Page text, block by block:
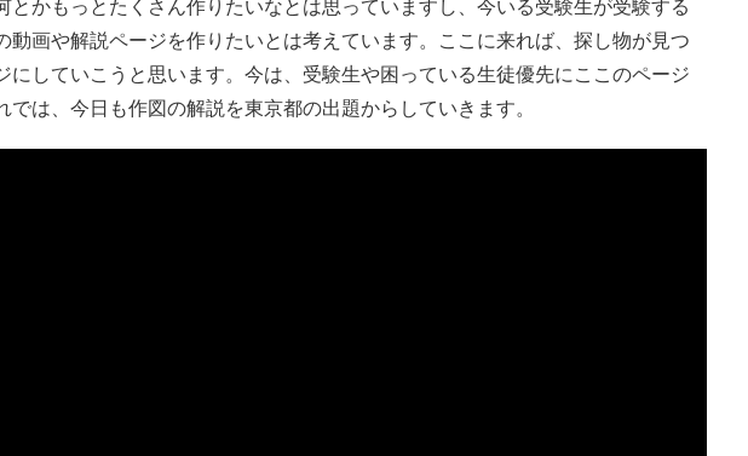
とかもっとたくさん作りたいなとは思っていますし、今いる受験生が受験する
動画や解説ページを作りたいとは考えています。ここに来れば、探し物が見つ
にしていこうと思います。今は、受験生や困っている生徒優先にここのページ
では、今日も作図の解説を東京都の出題からしていきます。